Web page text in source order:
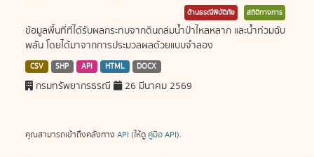
ด้านธรณีพิบัติภัย สถิติทางการ
ข้อมูลพื้นที่ที่ได้รับผลกระทบจากดินถล่มน้ำป่าไหลหลาก และน้ำท่วมฉับ
พลัน โดยได้มาจากการประมวลผลด้วยแบบจำลอง
CSV SHP API HTML DOCX
กรมทรัพยากรธรณี 26 มีนาคม 2569
คุณสามารถเข้าถึงคลังทาง API (ให้ดู คู่มือ API).